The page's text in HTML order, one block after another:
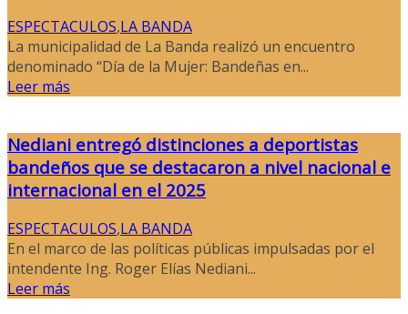
ESPECTACULOS,LA BANDA
La municipalidad de La Banda realizó un encuentro
denominado “Día de la Mujer: Bandeñas en...
Leer más
Nediani entregó distinciones a deportistas
bandeños que se destacaron a nivel nacional e
internacional en el 2025
ESPECTACULOS,LA BANDA
En el marco de las políticas públicas impulsadas por el
intendente Ing. Roger Elías Nediani...
Leer más